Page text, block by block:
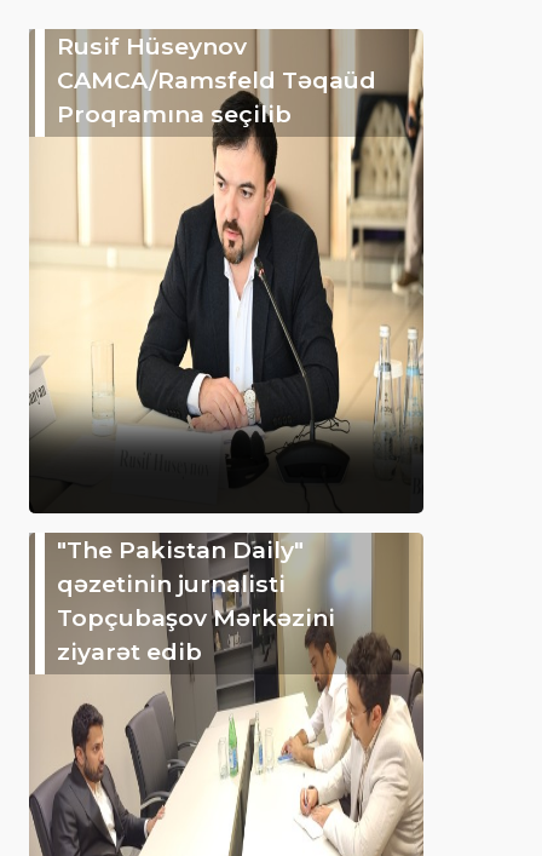
Rusif Hüseynov
CAMCA/Ramsfeld Təqaüd
Proqramına seçilib
"The Pakistan Daily"
qəzetinin jurnalisti
Topçubaşov Mərkəzini
ziyarət edib